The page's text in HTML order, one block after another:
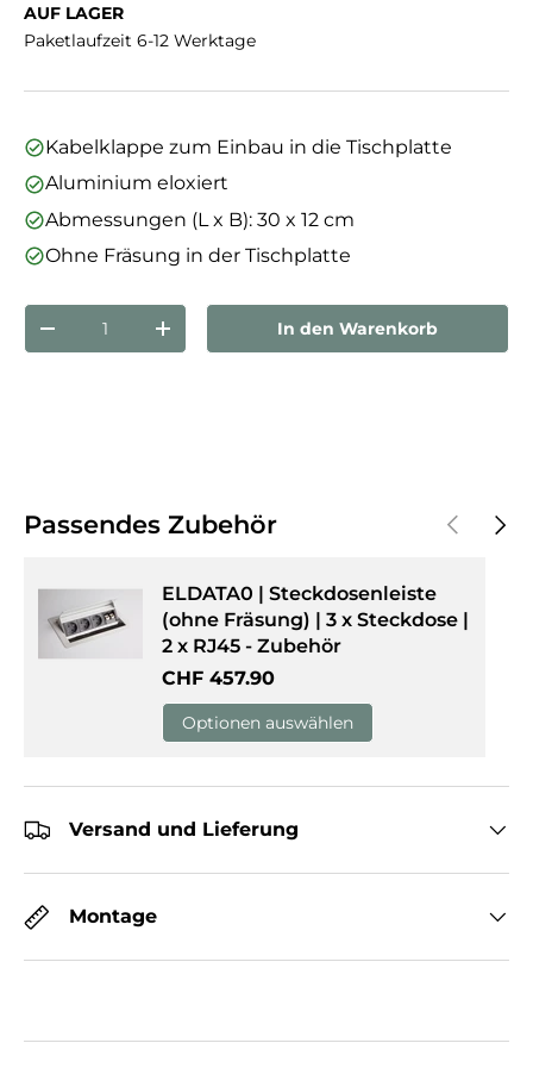
AUF LAGER
Paketlaufzeit 6-12 Werktage
Kabelklappe zum Einbau in die Tischplatte
Aluminium eloxiert
Abmessungen (L x B): 30 x 12 cm
Ohne Fräsung in der Tischplatte
Anzahl
Menge verringernMenge erhöhenIn den Warenkorb
Passendes Zubehör Vorherige
ELDATA0 | Steckdosenleiste
(ohne Fräsung) | 3 x Steckdose |
2 x RJ45 - Zubehör
Normaler Preis
CHF 457.90
Optionen auswählen
Versand und Lieferung
Montage